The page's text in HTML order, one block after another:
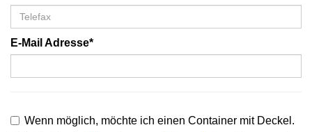
E-Mail Adresse*
Wenn möglich, möchte ich einen Container mit Deckel.